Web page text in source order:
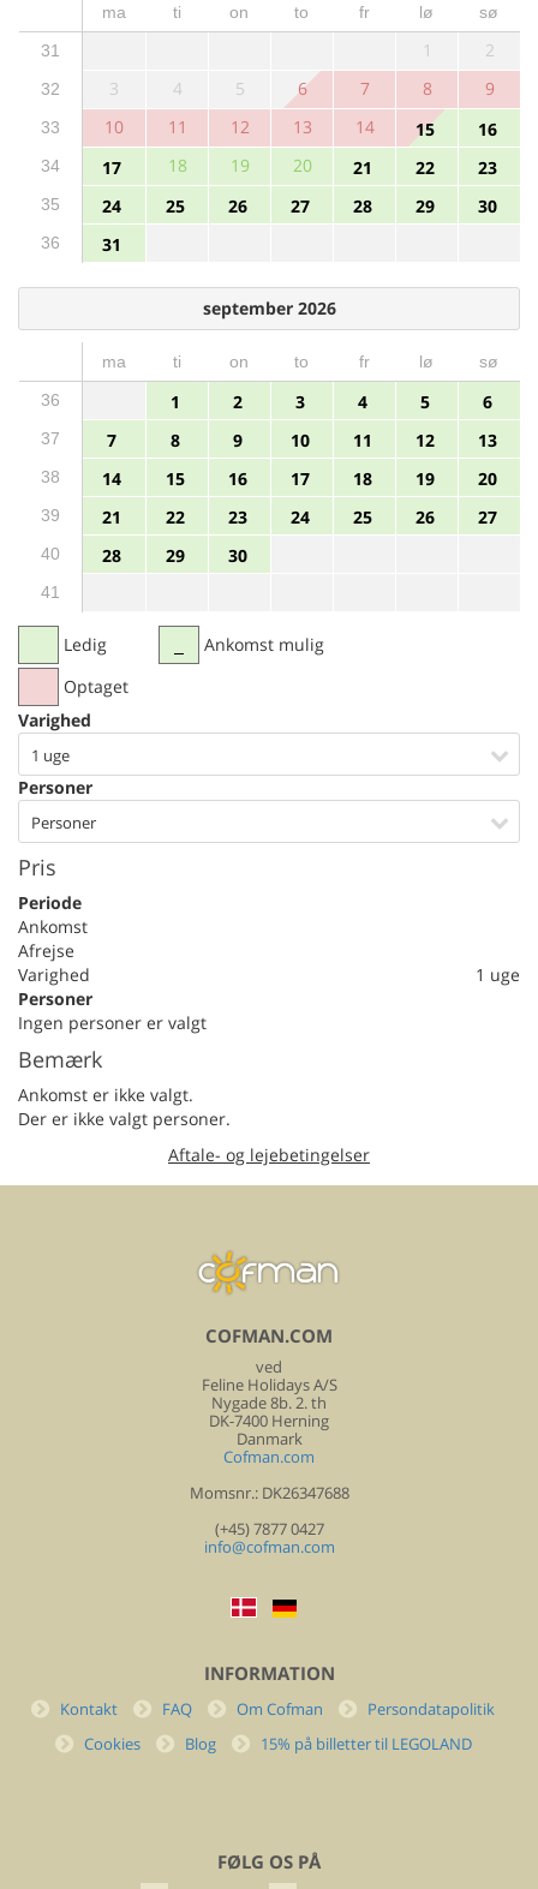
ma ti on to fr lø
sø
31
1 2
32 3 4 5 6 7 8 9
33 10 11 12 13 14 15 16
34 17 18 19 20 21 22 23
35 24 25 26 27 28 29 30
36 31
september 2026
ma ti on to fr lø
sø
36
1 2 3 4 5 6
37 7 8 9 10 11 12 13
38 14 15 16 17 18 19 20
39 21 22 23 24 25 26 27
40 28 29 30
41
Ledig
Optaget
Ankomst mulig
Varighed
1 uge
Personer
Personer
Pris
Periode
Ankomst
Afrejse
Varighed
1 uge
Personer
Ingen personer er valgt
Bemærk
Ankomst er ikke valgt.
Der er ikke valgt personer.
Aftale- og lejebetingelser
COFMAN.COM
ved
Feline Holidays A/S
Nygade 8b. 2. th
DK-7400 Herning
Danmark
Cofman.com
Momsnr.: DK26347688
(+45) 7877 0427
info@cofman.com
INFORMATION
Kontakt FAQ Om Cofman
Persondatapolitik
Cookies
Blog 15% på billetter til LEGOLAND
FØLG OS PÅ